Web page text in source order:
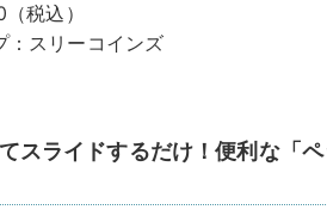
税込）
：スリーコインズ
スライドするだけ！便利な「